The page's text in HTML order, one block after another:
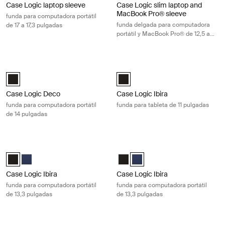
Case Logic laptop sleeve
funda para computadora portátil
de 17 a 17,3 pulgadas
Case Logic slim laptop and
MacBook Pro® sleeve
funda delgada para computadora
portátil y MacBook Pro® de 12,5 a
Case Logic Deco 14" Laptop Sleeve Negro (selected)
Case Logic Deco
funda para computadora portátil
de 14 pulgadas
Case Logic Ibira Laptop Sleeve
Case Logic Ibira
funda para tableta de 11 pulgadas
Case Logic Ibira Laptop Sleeve Negro (selected)
Case Logic Ibira Laptop Sleeve Azul vestido
Case Logic Ibira
funda para computadora portátil
de 13,3 pulgadas
Case Logic Ibira Laptop Sleeve
Case Logic Ibira Laptop
Case Logic Ibira
funda para computadora portátil
de 13,3 pulgadas